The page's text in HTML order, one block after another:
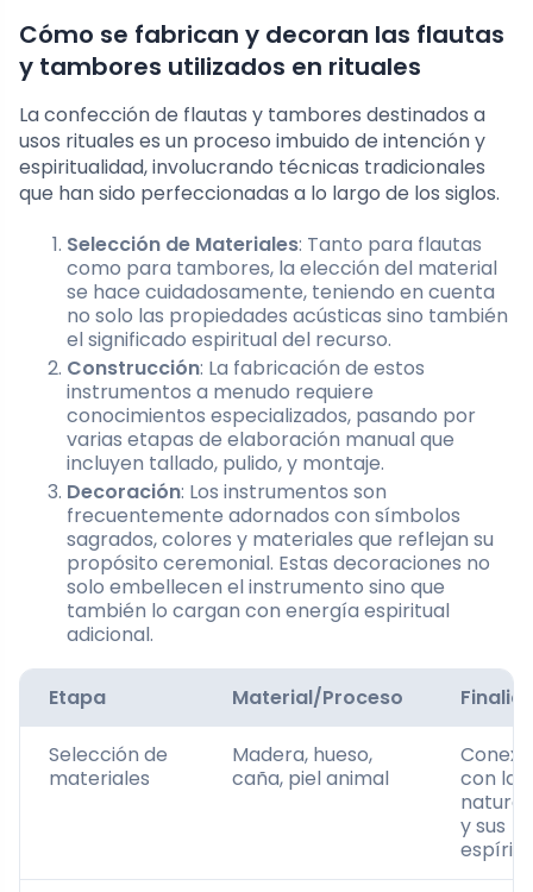
Cómo se fabrican y decoran las flautas
y tambores utilizados en rituales
La confección de flautas y tambores destinados a
usos rituales es un proceso imbuido de intención y
espiritualidad, involucrando técnicas tradicionales
que han sido perfeccionadas a lo largo de los siglos.
Selección de Materiales: Tanto para flautas
como para tambores, la elección del material
se hace cuidadosamente, teniendo en cuenta
no solo las propiedades acústicas sino también
el significado espiritual del recurso.
Construcción: La fabricación de estos
instrumentos a menudo requiere
conocimientos especializados, pasando por
varias etapas de elaboración manual que
incluyen tallado, pulido, y montaje.
Decoración: Los instrumentos son
frecuentemente adornados con símbolos
sagrados, colores y materiales que reflejan su
propósito ceremonial. Estas decoraciones no
solo embellecen el instrumento sino que
también lo cargan con energía espiritual
adicional.
Etapa Material/Proceso
Selección de
materiales
Madera, hueso,
caña, piel animal
con la
y sus